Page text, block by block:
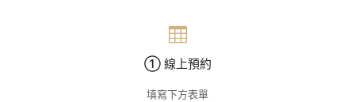
① 線上預約
填寫下方表單